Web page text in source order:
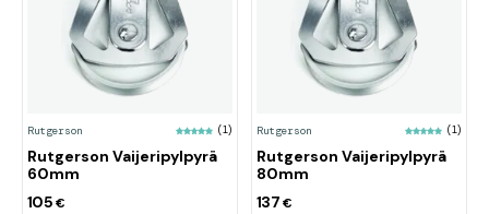
Rutgerson (1)
Rutgerson Vaijeripylpyrä
60mm
105 €
Rutgerson (1)
Rutgerson Vaijeripylpyrä
80mm
137 €